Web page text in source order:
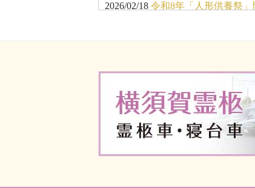
2026/02/18 令和8年「人形供養祭
らせ
2025/11/15 「返礼品超特価即売会
2025/08/26 令和7年「秋のお彼岸
会」開催のお知らせ
2025/02/21 令和7年「春のお彼岸